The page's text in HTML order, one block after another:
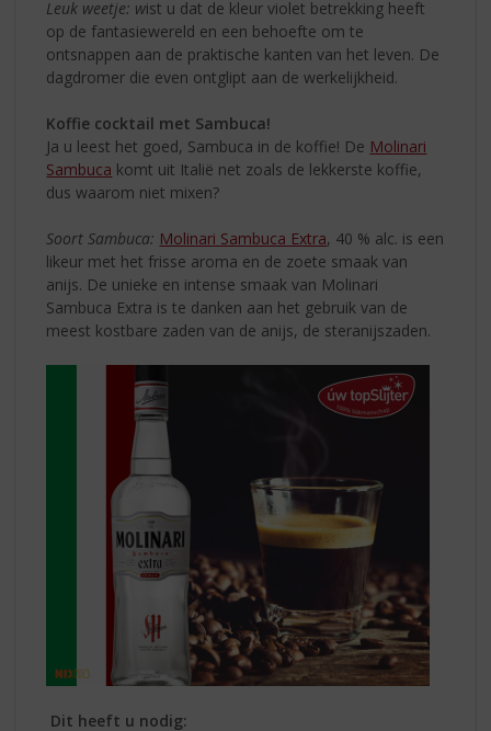
Leuk weetje: wist u dat de kleur violet betrekking heeft
op de fantasiewereld en een behoefte om te
ontsnappen aan de praktische kanten van het leven. De
dagdromer die even ontglipt aan de werkelijkheid.
Koffie cocktail met Sambuca!
Ja u leest het goed, Sambuca in de koffie! De Molinari
Sambuca komt uit Italië net zoals de lekkerste koffie,
dus waarom niet mixen?
Soort Sambuca: Molinari Sambuca Extra, 40 % alc. is een
likeur met het frisse aroma en de zoete smaak van
anijs. De unieke en intense smaak van Molinari
Sambuca Extra is te danken aan het gebruik van de
meest kostbare zaden van de anijs, de steranijszaden.
Dit heeft u nodig: